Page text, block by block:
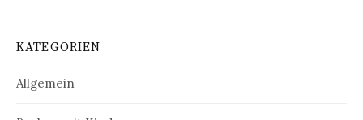
KATEGORIEN
Allgemein